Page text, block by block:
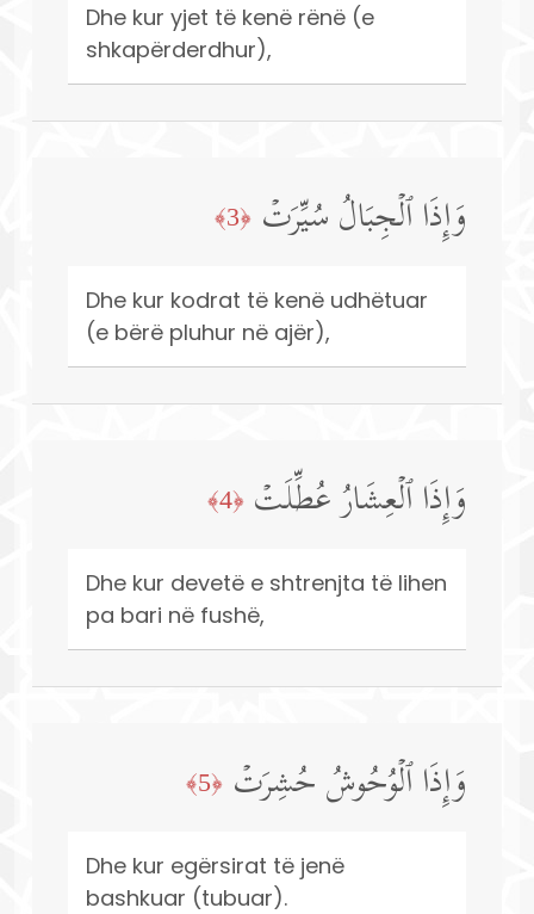
Dhe kur yjet të kenë rënë (e
shkapërderdhur),
وَإِذَا ٱلۡجِبَالُ سُیِّرَتۡ ﴿3﴾
Dhe kur kodrat të kenë udhëtuar
(e bërë pluhur në ajër),
وَإِذَا ٱلۡعِشَارُ عُطِّلَتۡ ﴿4﴾
Dhe kur devetë e shtrenjta të lihen
pa bari në fushë,
وَإِذَا ٱلۡوُحُوشُ حُشِرَتۡ ﴿5﴾
Dhe kur egërsirat të jenë
bashkuar (tubuar).